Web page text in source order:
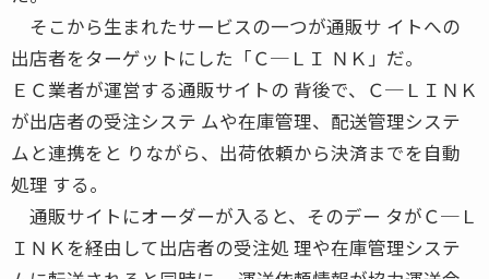
そこから生まれたサービスの一つが通販サ イトへの
出店者をターゲットにした「Ｃ─ＬＩ ＮＫ」だ。
ＥＣ業者が運営する通販サイトの 背後で、Ｃ─ＬＩＮＫ
が出店者の受注システ ムや在庫管理、配送管理システ
ムと連携をと りながら、出荷依頼から決済までを自動
処理 する。
通販サイトにオーダーが入ると、そのデー タがＣ─Ｌ
ＩＮＫを経由して出店者の受注処 理や在庫管理システ